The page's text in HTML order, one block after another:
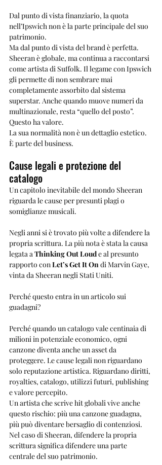
Dal punto di vista finanziario, la quota
nell’Ipswich non è la parte principale del suo
patrimonio.
Ma dal punto di vista del brand è perfetta.
Sheeran è globale, ma continua a raccontarsi
come artista di Suffolk. Il legame con Ipswich
gli permette di non sembrare mai
completamente assorbito dal sistema
superstar. Anche quando muove numeri da
multinazionale, resta “quello del posto”.
Questo ha valore.
La sua normalità non è un dettaglio estetico.
È parte del business.
Cause legali e protezione del
catalogo
Un capitolo inevitabile del mondo Sheeran
riguarda le cause per presunti plagi o
somiglianze musicali.
Negli anni si è trovato più volte a difendere la
propria scrittura. La più nota è stata la causa
legata a Thinking Out Loud e al presunto
rapporto con Let’s Get It On di Marvin Gaye,
vinta da Sheeran negli Stati Uniti.
Perché questo entra in un articolo sui
guadagni?
Perché quando un catalogo vale centinaia di
milioni in potenziale economico, ogni
canzone diventa anche un asset da
proteggere. Le cause legali non riguardano
solo reputazione artistica. Riguardano diritti,
royalties, catalogo, utilizzi futuri, publishing
e valore percepito.
Un artista che scrive hit globali vive anche
questo rischio: più una canzone guadagna,
più può diventare bersaglio di contenziosi.
Nel caso di Sheeran, difendere la propria
scrittura significa difendere una parte
centrale del suo patrimonio.